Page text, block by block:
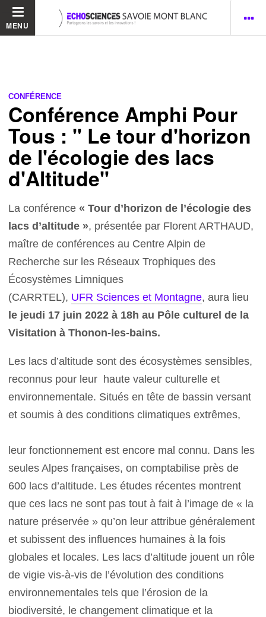
MENU
CONFÉRENCE
Conférence Amphi Pour
Tous : " Le tour d'horizon
de l'écologie des lacs
d'Altitude"
La conférence « Tour d’horizon de l’écologie des
lacs d’altitude », présentée par Florent ARTHAUD,
maître de conférences au Centre Alpin de
Recherche sur les Réseaux Trophiques des
Écosystèmes Limniques
(CARRTEL), UFR Sciences et Montagne, aura lieu
le jeudi 17 juin 2022 à 18h au Pôle culturel de la
Visitation à Thonon-les-bains.
Les lacs d’altitude sont des écosystèmes sensibles,
reconnus pour leur haute valeur culturelle et
environnementale. Situés en tête de bassin versant
et soumis à des conditions climatiques extrêmes,
leur fonctionnement est encore mal connu. Dans les
seules Alpes françaises, on comptabilise près de
600 lacs d’altitude. Les études récentes montrent
que ces lacs ne sont pas tout à fait à l’image de « la
nature préservée » qu’on leur attribue généralement
et subissent des influences humaines à la fois
globales et locales. Les lacs d’altitude jouent un rôle
de vigie vis-à-vis de l’évolution des conditions
environnementales tels que l’érosion de la
biodiversité, le changement climatique et la